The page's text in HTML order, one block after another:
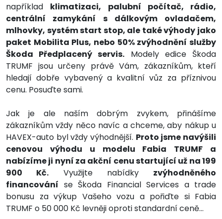
například klimatizaci, palubní počítač, rádio,
centrální zamykání s dálkovým ovladačem,
mlhovky, systém start stop, ale také výhody jako
paket Mobilita Plus, nebo 50% zvýhodnění služby
Škoda Předplacený servis. Modely edice Škoda
TRUMF jsou určeny právě Vám, zákazníkům, kteří
hledají dobře vybavený a kvalitní vůz za příznivou
cenu. Posuďte sami.
Jak je ale naším dobrým zvykem, přinášíme
zákazníkům vždy něco navíc a chceme, aby nákup u
HAVEX-auto byl vždy výhodnější. Proto jsme navýšili
cenovou výhodu u modelu Fabia TRUMF a
nabízíme ji nyní za akční cenu startující už na 199
900 Kč. Využijte nabídky zvýhodněného
financování se Škoda Financial Services a trade
bonusu za výkup Vašeho vozu a pořiďte si Fabia
TRUMF o 50 000 Kč levněji oproti standardní ceně…